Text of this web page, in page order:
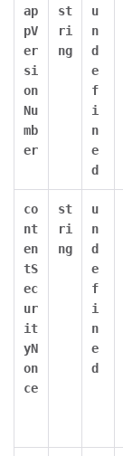
ap
pV
er
si
on
Nu
mb
er
st
ri
ng
u
n
d
e
f
i
n
e
d
co
nt
en
tS
ec
ur
it
yN
on
ce
st
ri
ng
u
n
d
e
f
i
n
e
d